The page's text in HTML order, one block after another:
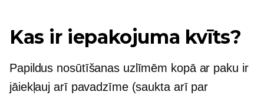
Kas ir iepakojuma kvīts?
Papildus nosūtīšanas uzlīmēm kopā ar paku ir
jāiekļauj arī pavadzīme (saukta arī par